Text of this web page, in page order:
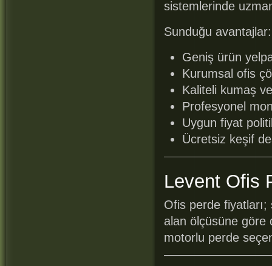
sistemlerinde
Sunduğu avantajlar:
Geniş ürün
Kurumsal ofis
Kaliteli kumaş
Profesyonel
Uygun fiyat
Ücretsiz keşif
Levent Ofis
Ofis perde
alan ölçüsüne göre
motorlu perde